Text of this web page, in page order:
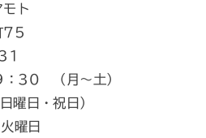
ト
75
30 （月～土）
日・祝日）
曜日